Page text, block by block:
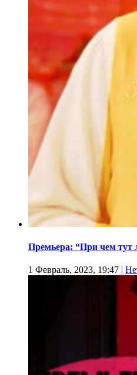
Премьера: “При чем
1 Февраль, 2023, 19:47 |